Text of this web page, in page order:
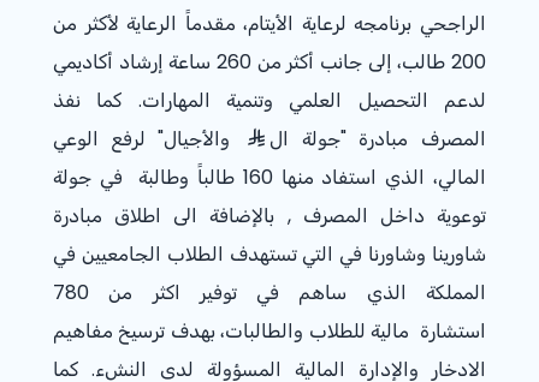
الراجحي برنامجه لرعاية الأيتام، مقدماً الرعاية لأكثر من
200 طالب، إلى جانب أكثر من 260 ساعة إرشاد أكاديمي
لدعم التحصيل العلمي وتنمية المهارات. كما نفذ
المصرف مبادرة "جولة ال
والأجيال" لرفع الوعي
المالي، الذي استفاد منها160 طالباً وطالبة في جولة
توعوية داخل المصرف, بالإضافة الى اطلاق مبادرة
شاورينا وشاورنا في التي تستهدف الطلاب الجامعيين في
المملكة
الذي ساهم في توفير اكثر من 780
استشارة مالية للطلاب والطالبات، بهدف ترسيخ مفاهيم
الادخار والإدارة المالية المسؤولة لدى النشء. كما